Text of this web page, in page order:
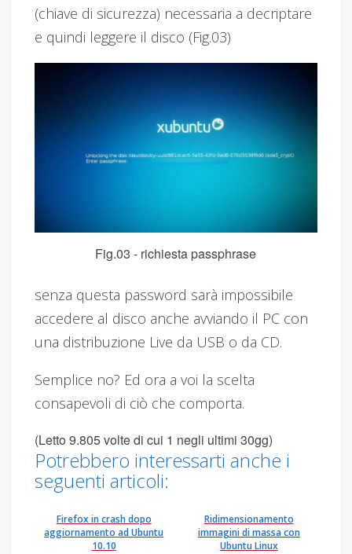
(chiave di sicurezza) necessaria a decriptare
e quindi leggere il disco (Fig.03)
Fig.03 - richiesta passphrase
senza questa password sarà impossibile
accedere al disco anche avviando il PC con
una distribuzione Live da USB o da CD.
Semplice no? Ed ora a voi la scelta
consapevoli di ciò che comporta.
(Letto 9.805 volte di cui 1 negli ultimi 30gg)
Potrebbero interessarti anche i
seguenti articoli:
Firefox in crash dopo
aggiornamento ad Ubuntu
10.10
Ridimensionamento
immagini di massa con
Ubuntu Linux